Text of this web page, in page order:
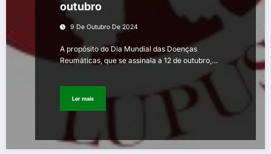
outubro
9 De Outubro De 2024
A propósito do Dia Mundial das Doenças
Reumáticas, que se assinala a 12 de outubro,…
Ler mais